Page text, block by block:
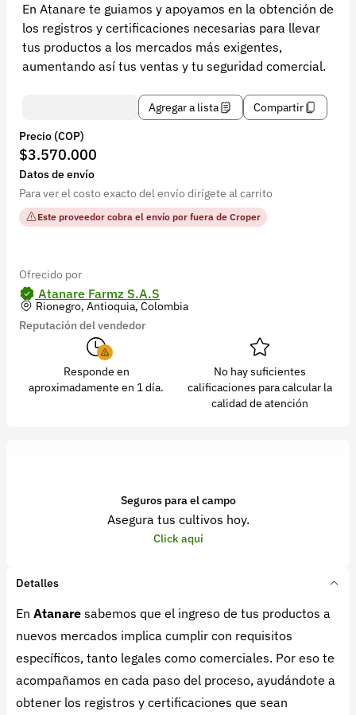
En Atanare te guiamos y apoyamos en la obtención de
los registros y certificaciones necesarias para llevar
tus productos a los mercados más exigentes,
aumentando así tus ventas y tu seguridad comercial.
Agregar a lista
Compartir
Precio (COP)
$3.570.000
Datos de envío
Para ver el costo exacto del envío dirígete al carrito
Este proveedor cobra el envío por fuera de Croper
Ofrecido por
Atanare Farmz S.A.S
Rionegro, Antioquia, Colombia
Reputación del vendedor
Responde en
aproximadamente en 1 día.
No hay suficientes
calificaciones para calcular la
calidad de atención
Seguros para el campo
Asegura tus cultivos hoy.
Click aquí
Detalles
En Atanare sabemos que el ingreso de tus productos a
nuevos mercados implica cumplir con requisitos
específicos, tanto legales como comerciales. Por eso te
acompañamos en cada paso del proceso, ayudándote a
obtener los registros y certificaciones que sean
contacto@croper.com
© 2026 Croper.com Todos los derechos reservados